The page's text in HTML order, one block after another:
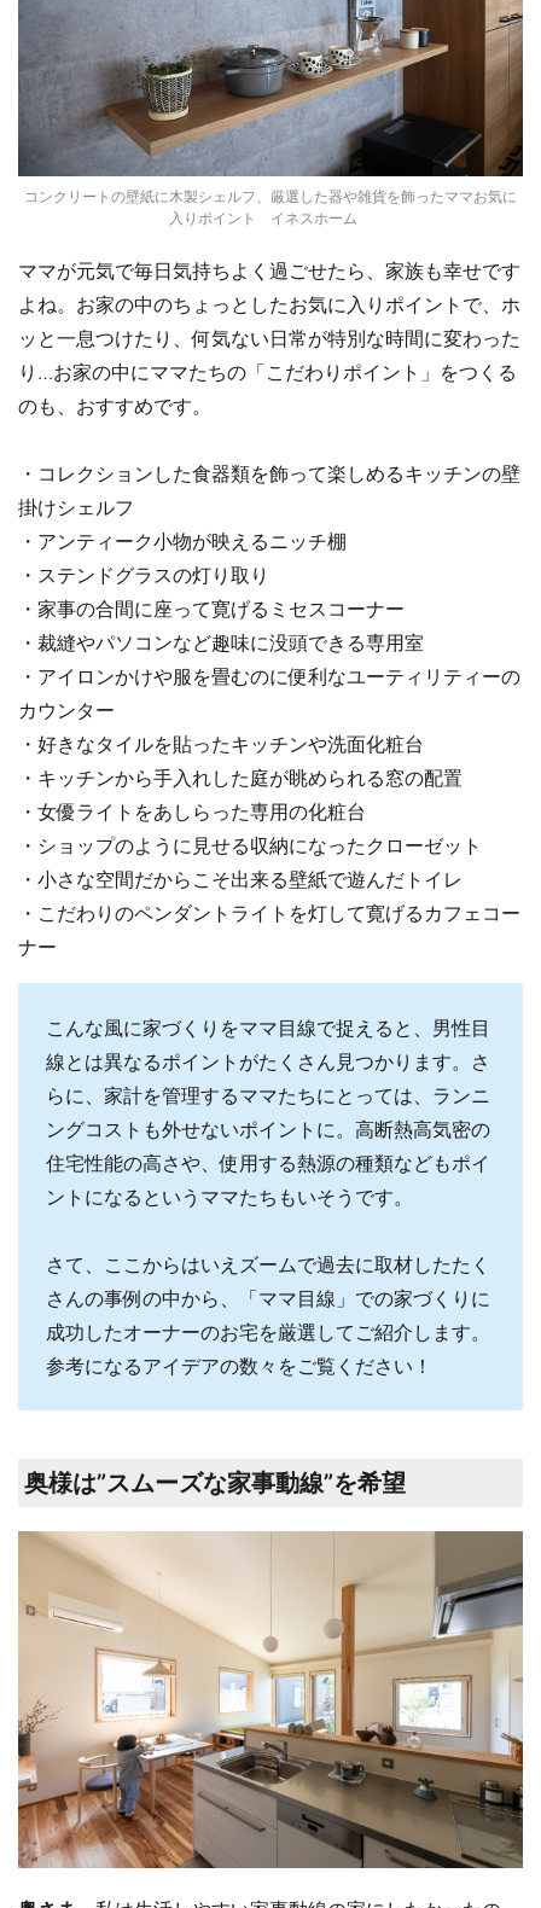
コンクリートの壁紙に木製シェルフ、厳選した器や雑貨を飾ったママお気に
入りポイント イネスホーム
ママが元気で毎日気持ちよく過ごせたら、家族も幸せです
よね。お家の中のちょっとしたお気に入りポイントで、ホ
ッと一息つけたり、何気ない日常が特別な時間に変わった
り…お家の中にママたちの「こだわりポイント」をつくる
のも、おすすめです。
・コレクションした食器類を飾って楽しめるキッチンの壁
掛けシェルフ
・アンティーク小物が映えるニッチ棚
・ステンドグラスの灯り取り
・家事の合間に座って寛げるミセスコーナー
・裁縫やパソコンなど趣味に没頭できる専用室
・アイロンかけや服を畳むのに便利なユーティリティーの
カウンター
・好きなタイルを貼ったキッチンや洗面化粧台
・キッチンから手入れした庭が眺められる窓の配置
・女優ライトをあしらった専用の化粧台
・ショップのように見せる収納になったクローゼット
・小さな空間だからこそ出来る壁紙で遊んだトイレ
・こだわりのペンダントライトを灯して寛げるカフェコー
ナー
こんな風に家づくりをママ目線で捉えると、男性目
線とは異なるポイントがたくさん見つかります。さ
らに、家計を管理するママたちにとっては、ランニ
ングコストも外せないポイントに。高断熱高気密の
住宅性能の高さや、使用する熱源の種類などもポイ
ントになるというママたちもいそうです。
さて、ここからはいえズームで過去に取材したたく
さんの事例の中から、「ママ目線」での家づくりに
成功したオーナーのお宅を厳選してご紹介します。
参考になるアイデアの数々をご覧ください！
奥様は”スムーズな家事動線”を希望